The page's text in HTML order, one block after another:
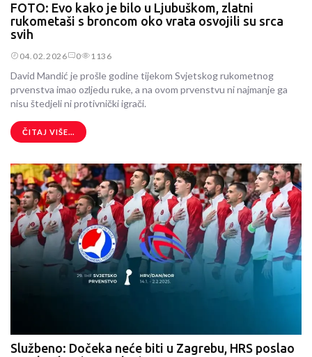
FOTO: Evo kako je bilo u Ljubuškom, zlatni
rukometaši s broncom oko vrata osvojili su srca
svih
04.02.2026 0 1136
David Mandić je prošle godine tijekom Svjetskog rukometnog
prvenstva imao ozljedu ruke, a na ovom prvenstvu ni najmanje ga
nisu štedjeli ni protivnički igrači.
ČITAJ VIŠE...
Službeno: Dočeka neće biti u Zagrebu, HRS poslao